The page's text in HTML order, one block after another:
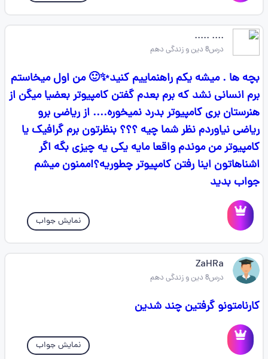
.... .....
درس8 دین و زندگی دهم
بچه ها . میشه یکم راهنماییم کنید✨🙂 من اول میخاستم
برم انسانی نشد که برم بعدم گفتن کامپیوتر بعضیا میگن از
هنرستان بری کامپیوتر بدرد نمیخوره.... از ریاضی برو
ریاضی نیاوردم نظر شما چیه ؟؟؟ بنظرتون برم گرافیک یا
کامپیوتر من موندم واقعا مایه یکی یه چیزی بگه اگر
اشناهاتون اینا رفتن کامپیوتر چطوریه؟!ممنون میشم
جواب بدید
نمایش جواب
ZaHRa
درس8 دین و زندگی دهم
کارنامتونو گرفتین چند شدین
نمایش جواب